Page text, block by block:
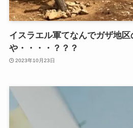
イスラエル軍てなんでガザ地
や・・・・？？？
2023年10月23日